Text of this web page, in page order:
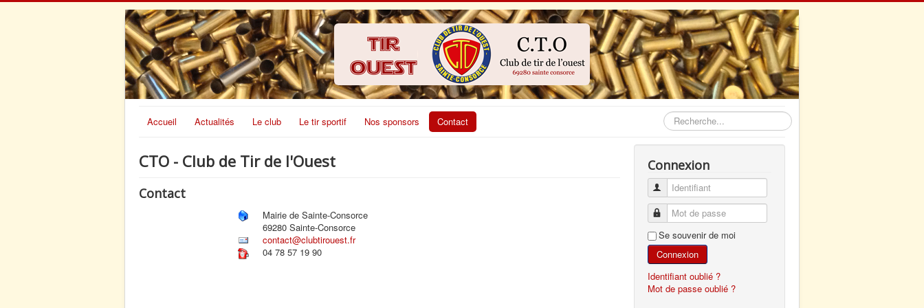
Rechercher
Accueil Actualités Le club Le tir sportif Nos sponsors Contact
CTO - Club de Tir de l'Ouest
Contact
Mairie de Sainte-Consorce
69280 Sainte-Consorce
contact@clubtirouest.fr
04 78 57 19 90
Connexion
Identifiant
Mot de passe
Se souvenir de moi
Connexion
Identifiant oublié ?
Mot de passe oublié ?